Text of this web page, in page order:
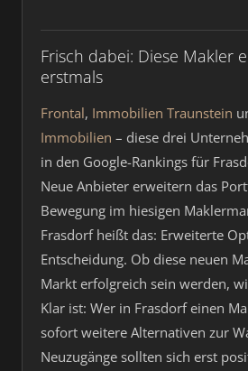
Frisch dabei: Diese Makler
erstmals
Frontal, Immobilien Traunstein
Immobilien – diese drei
in den Google-Rankings für
Neue Anbieter erweitern das
Bewegung im hiesigen
Frasdorf heißt das: Erweiterte
Entscheidung. Ob diese neuen
Markt erfolgreich sein werden,
Klar ist: Wer in Frasdorf einen
sofort weitere Alternativen zur
Neuzugänge sollten sich erst